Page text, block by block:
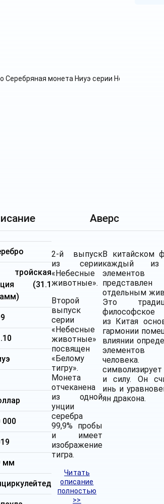
Аверс
(31.1
000
мм
2-й выпуск
из серии
«Небесные
животные».
Второй
выпуск
серии
«Небесные
животные»
посвящен
«Белому
тигру».
Монета
отчеканена
из одной
унции
серебра
99,9% пробы
и имеет
изображение
тигра.
Читать
описание
полностью
>>
В китайском
каждый из
элементов
представлен
отдельным
Это
философское
из Китая
гармонии
влиянии
человека.
и силу. Он
инь и
ян дракона.